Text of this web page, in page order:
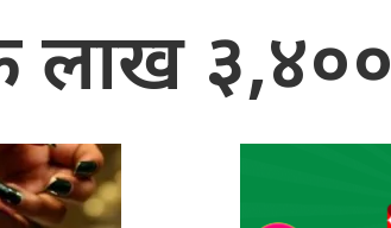
लाख ३,४००